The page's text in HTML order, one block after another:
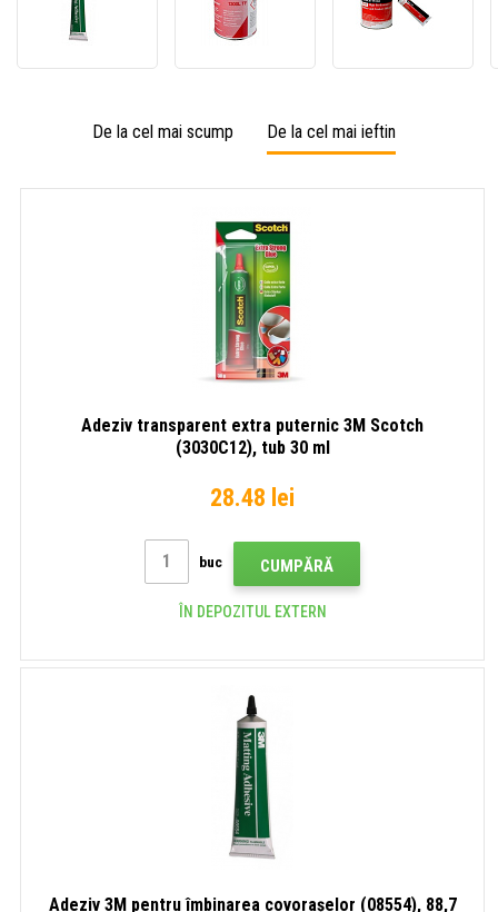
covorașelor
ml
Weld™
contact
din
policloropren,
Adeziv
De la cel mai scump De la cel mai ieftin
Adeziv transparent extra puternic 3M Scotch
(3030C12), tub 30 ml
28.48 lei
buc CUMPĂRĂ
ÎN DEPOZITUL EXTERN
Adeziv 3M pentru îmbinarea covorașelor (08554), 88,7